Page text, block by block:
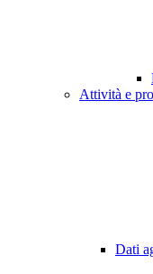
Attività e
Dati